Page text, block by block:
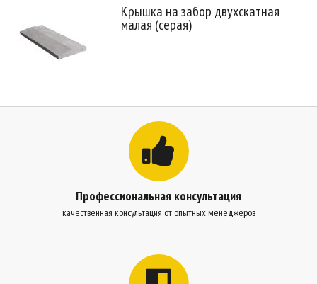
Крышка на забор двухскатная
малая (серая)
Профессиональная консультация
качественная консультация от опытных менеджеров